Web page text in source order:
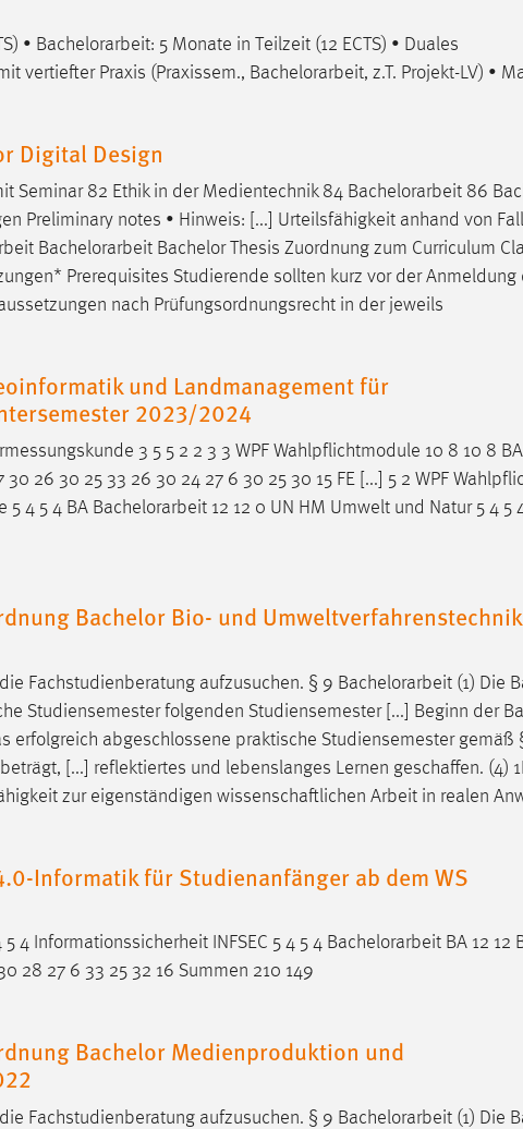
• Bachelorarbeit: 5 Monate in Teilzeit (12 ECTS) • Duales
vertiefter Praxis (Praxissem., Bachelorarbeit, z.T. Projekt-LV) •
Digital Design
Seminar 82 Ethik in der Medientechnik 84 Bachelorarbeit 86
Preliminary notes • Hinweis: [...] Urteilsfähigkeit anhand von
Bachelorarbeit Bachelor Thesis Zuordnung zum Curriculum
Prerequisites Studierende sollten kurz vor der Anmeldung
nach Prüfungsordnungsrecht in der jeweils
und Landmanagement für
2023/2024
3 5 5 2 2 3 3 WPF Wahlpflichtmodule 10 8 10 8 BA
26 30 25 33 26 30 24 27 6 30 25 30 15 FE [...] 5 2 WPF
5 4 5 4 BA Bachelorarbeit 12 12 0 UN HM Umwelt und Natur 5 4 5
Bachelor Bio- und Umweltverfahrenstechnik
Fachstudienberatung aufzusuchen. § 9 Bachelorarbeit (1) Die
Studiensemester folgenden Studiensemester [...] Beginn der
erfolgreich abgeschlossene praktische Studiensemester gemäß
beträgt, [...] reflektiertes und lebenslanges Lernen geschaffen. (4)
zur eigenständigen wissenschaftlichen Arbeit in realen
Informatik für Studienanfänger ab dem WS
4 Informationssicherheit INFSEC 5 4 5 4 Bachelorarbeit BA 12 12
28 27 6 33 25 32 16 Summen 210 149
Bachelor Medienproduktion und
Fachstudienberatung aufzusuchen. § 9 Bachelorarbeit (1) Die
_pk_ses
anzuzeigen.
Websites
Social Media
von diesen